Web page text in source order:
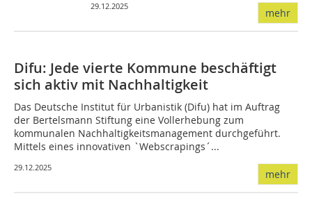
29.12.2025
mehr
Difu: Jede vierte Kommune beschäftigt
sich aktiv mit Nachhaltigkeit
Das Deutsche Institut für Urbanistik (Difu) hat im Auftrag
der Bertelsmann Stiftung eine Vollerhebung zum
kommunalen Nachhaltigkeitsmanagement durchgeführt.
Mittels eines innovativen `Webscrapings´...
29.12.2025
mehr